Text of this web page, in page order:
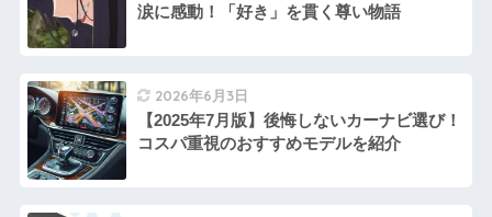
涙に感動！「好き」を貫く尊い物語
2026年6月3日
【2025年7月版】後悔しないカーナビ選び！
コスパ重視のおすすめモデルを紹介